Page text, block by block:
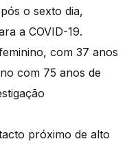
o sexto dia,
a COVID-19.
com 37 anos
com 75 anos de
próximo de alto